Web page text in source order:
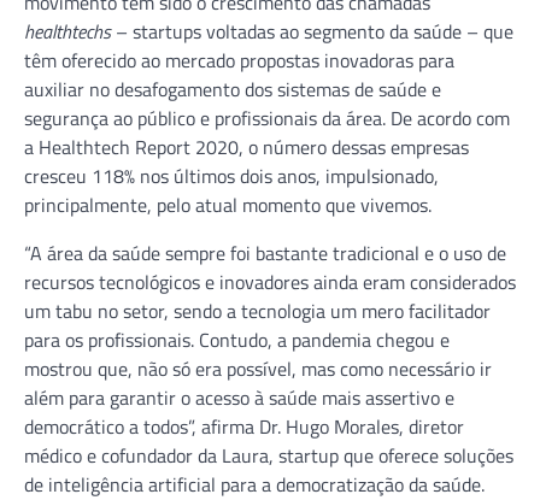
healthtechs– startups voltadas ao segmento da saúde – que
têm oferecido ao mercado propostas inovadoras para
auxiliar no desafogamento dos sistemas de saúde e
segurança ao público e profissionais da área. De acordo com
a Healthtech Report 2020, o número dessas empresas
cresceu 118% nos últimos dois anos, impulsionado,
principalmente, pelo atual momento que vivemos.
“A área da saúde sempre foi bastante tradicional e o uso de
recursos tecnológicos e inovadores ainda eram considerados
um tabu no setor, sendo a tecnologia um mero facilitador
para os profissionais. Contudo, a pandemia chegou e
mostrou que, não só era possível, mas como necessário ir
além para garantir o acesso à saúde mais assertivo e
democrático a todos”, afirma Dr. Hugo Morales, diretor
médico e cofundador da Laura, startup que oferece soluções
de inteligência artificial para a democratização da saúde.